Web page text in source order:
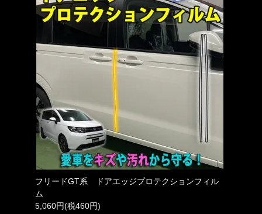
フリードGT系 ドアエッジプロテクションフィル
ム
5,060円(税460円)